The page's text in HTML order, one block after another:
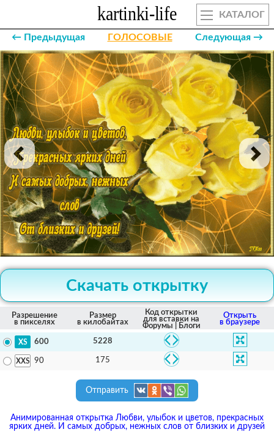
КАТАЛОГ
← Предыдущая ГОЛОСОВЫЕ Следующая →
Скачать открытку
Разрешение
в пикселях
Размер
в килобайтах
Код открытки
для вставки на
Форумы | Блоги
Открыть
в браузере
600 5228
90 175
Отправить
Анимированная открытка Любви, улыбок и цветов, прекрасных
ярких дней. И самых добрых, нежных слов от близких и друзей